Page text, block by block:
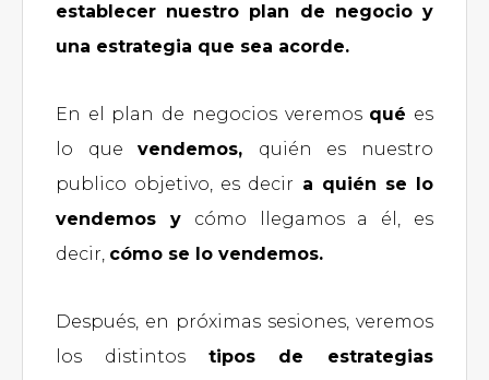
establecer nuestro plan de negocio y
una estrategia que sea acorde.
En el plan de negocios veremos qué es
lo quevendemos, quién es nuestro
publico objetivo, es decir a quién se lo
vendemos ycómo llegamos a él, es
decir, cómo se lo vendemos.
Después, en próximas sesiones, veremos
los distintos tipos de estrategias